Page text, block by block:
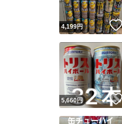
4,199円
5,660円